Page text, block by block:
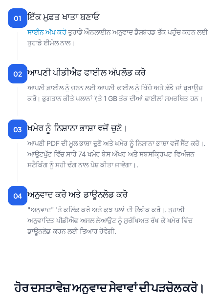
01 ਇੱਕ ਮੁਫ਼ਤ ਖਾਤਾ ਬਣਾਓ
ਸਾਈਨ ਅੱਪ ਕਰੋਤੁਹਾਡੇ ਔਨਲਾਈਨ ਅਨੁਵਾਦ ਡੈਸ਼ਬੋਰਡ ਤੱਕ ਪਹੁੰਚ ਕਰਨ ਲਈ
ਤੁਹਾਡੇ ਈਮੇਲ ਨਾਲ।
02 ਆਪਣੀ ਪੀਡੀਐਫ ਫਾਈਲ ਅੱਪਲੋਡ ਕਰੋ
ਆਪਣੀ ਫ਼ਾਈਲ ਨੂੰ ਚੁਣਨ ਲਈ ਆਪਣੀ ਫ਼ਾਈਲ ਨੂੰ ਖਿੱਚੋ ਅਤੇ ਛੱਡੋ ਜਾਂ ਬ੍ਰਾਊਜ਼
ਕਰੋ। ਭੁਗਤਾਨ ਕੀਤੇ ਪਲਾਨਾਂ \'ਤੇ 1 GB ਤੱਕ ਦੀਆਂ ਫ਼ਾਈਲਾਂ ਸਮਰਥਿਤ ਹਨ।
03 ਖਮੇਰ ਨੂੰ ਨਿਸ਼ਾਨਾ ਭਾਸ਼ਾ ਵਜੋਂ ਚੁਣੋ।
ਆਪਣੀ PDF ਦੀ ਮੂਲ ਭਾਸ਼ਾ ਚੁਣੋ ਅਤੇ ਖਮੇਰ ਨੂੰ ਨਿਸ਼ਾਨਾ ਭਾਸ਼ਾ ਵਜੋਂ ਸੈੱਟ ਕਰੋ।.
ਆਉਟਪੁੱਟ ਵਿੱਚ ਸਾਰੇ 74 ਖਮੇਰ ਬੇਸ ਅੱਖਰ ਅਤੇ ਸਬਸਕ੍ਰਿਪਟ ਵਿਅੰਜਨ
ਸਟੈਕਿੰਗ ਨੂੰ ਸਹੀ ਢੰਗ ਨਾਲ ਪੇਸ਼ ਕੀਤਾ ਜਾਵੇਗਾ।.
04 ਅਨੁਵਾਦ ਕਰੋ ਅਤੇ ਡਾਊਨਲੋਡ ਕਰੋ
"ਅਨੁਵਾਦ" 'ਤੇ ਕਲਿੱਕ ਕਰੋ ਅਤੇ ਕੁਝ ਪਲਾਂ ਦੀ ਉਡੀਕ ਕਰੋ।. ਤੁਹਾਡੀ
ਅਨੁਵਾਦਿਤ ਪੀਡੀਐੱਫ ਅਸਲ ਲੇਆਉਟ ਨੂੰ ਸੁਰੱਖਿਅਤ ਰੱਖ ਕੇ ਖਮੇਰ ਵਿੱਚ
ਡਾਊਨਲੋਡ ਕਰਨ ਲਈ ਤਿਆਰ ਹੋਵੇਗੀ.
ਹੋਰ ਦਸਤਾਵੇਜ਼ ਅਨੁਵਾਦ ਸੇਵਾਵਾਂ ਦੀ ਪੜਚੋਲ ਕਰੋ।